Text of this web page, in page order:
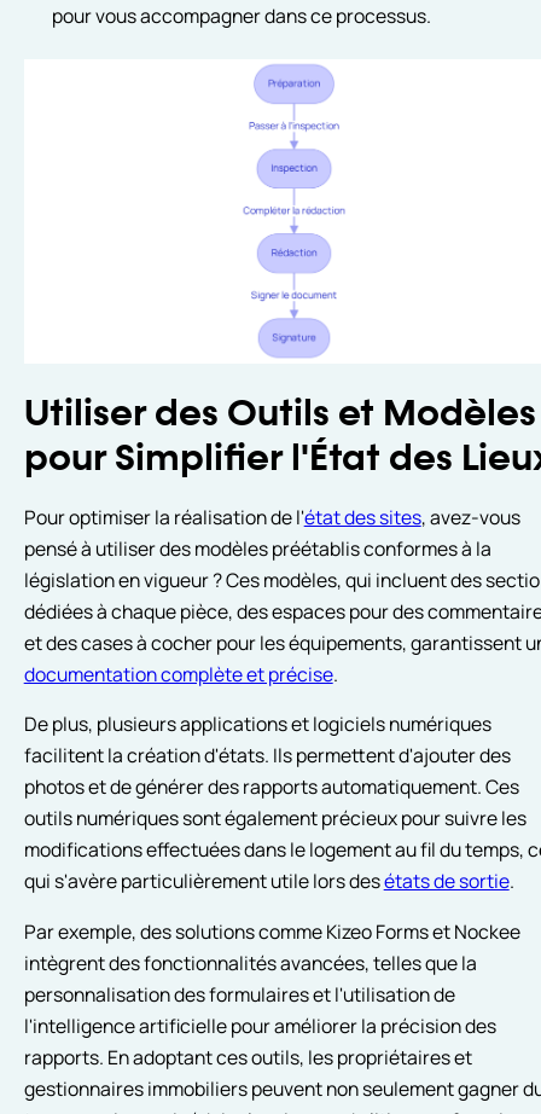
pour vous accompagner dans ce processus.
Utiliser des Outils et Modèles
pour Simplifier l'État des
Pour optimiser la réalisation de l'état des sites, avez-vous
pensé à utiliser des modèles préétablis conformes à la
législation en vigueur ? Ces modèles, qui incluent des
dédiées à chaque pièce, des espaces pour des
et des cases à cocher pour les équipements, garantissent
documentation complète et précise.
De plus, plusieurs applications et logiciels numériques
facilitent la création d'états. Ils permettent d'ajouter des
photos et de générer des rapports automatiquement. Ces
outils numériques sont également précieux pour suivre les
modifications effectuées dans le logement au fil du temps,
qui s'avère particulièrement utile lors desétats de sortie.
Par exemple, des solutions comme Kizeo Forms et Nockee
intègrent des fonctionnalités avancées, telles que la
personnalisation des formulaires et l'utilisation de
l'intelligence artificielle pour améliorer la précision des
rapports. En adoptant ces outils, les propriétaires et
gestionnaires immobiliers peuvent non seulement gagner